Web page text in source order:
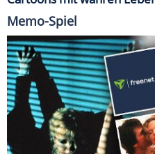
Memo-Spiel